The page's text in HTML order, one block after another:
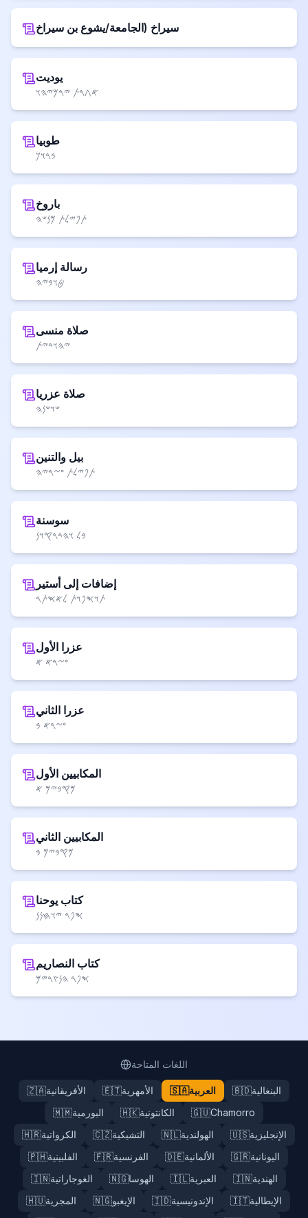
سيراخ (الجامعة/يشوع بن سيراخ
يوديت
𐤀𐤂𐤓𐤕 𐤉𐤓𐤌𐤉𐤄𐤅
طوبيا
𐤁𐤓𐤅𐤊
باروخ
𐤕𐤐𐤉𐤋𐤕 𐤌𐤍𐤔𐤄
رسالة إرميا
𐤈𐤅𐤁𐤉𐤄
صلاة منسى
𐤉𐤄𐤅𐤃𐤉𐤕
صلاة عزريا
𐤔𐤅𐤔𐤍𐤄
بيل والتنين
𐤕𐤐𐤉𐤋𐤕 𐤏𐤆𐤓𐤉𐤄
سوسنة
𐤁𐤋 𐤅𐤄𐤃𐤓𐤒𐤅𐤍
إضافات إلى أستير
𐤕𐤅𐤎𐤐𐤅𐤕 𐤋𐤀𐤎𐤕𐤓
عزرا الأول
𐤏𐤆𐤓𐤀 𐤀
عزرا الثاني
𐤏𐤆𐤓𐤀 𐤁
المكابيين الأول
𐤌𐤒𐤁𐤉𐤌 𐤀
المكابيين الثاني
𐤌𐤒𐤁𐤉𐤌 𐤁
كتاب يوحنا
𐤎𐤐𐤓 𐤉𐤅𐤇𐤍𐤍
كتاب النصاريم
𐤎𐤐𐤓 𐤄𐤍𐤑𐤓𐤉𐤌
اللغات المتاحة
🇿🇦الأفريقانية 🇪🇹الأمهرية 🇸🇦العربية 🇧🇩البنغالية
🇲🇲البورمية 🇭🇰الكانتونية 🇬🇺Chamorro
🇭🇷الكرواتية 🇨🇿التشيكية 🇳🇱الهولندية 🇺🇸الإنجليزية
🇵🇭الفلبينية 🇫🇷الفرنسية 🇩🇪الألمانية 🇬🇷اليونانية
🇮🇳الغوجاراتية 🇳🇬الهوسا 🇮🇱العبرية 🇮🇳الهندية
🇭🇺المجرية 🇳🇬الإيغبو 🇮🇩الإندونيسية 🇮🇹الإيطالية